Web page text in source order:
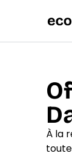
À la